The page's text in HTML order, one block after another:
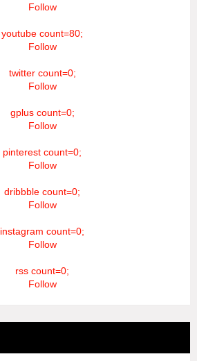
Follow
youtube count=80;
Follow
twitter count=0;
Follow
gplus count=0;
Follow
pinterest count=0;
Follow
dribbble count=0;
Follow
instagram count=0;
Follow
rss count=0;
Follow